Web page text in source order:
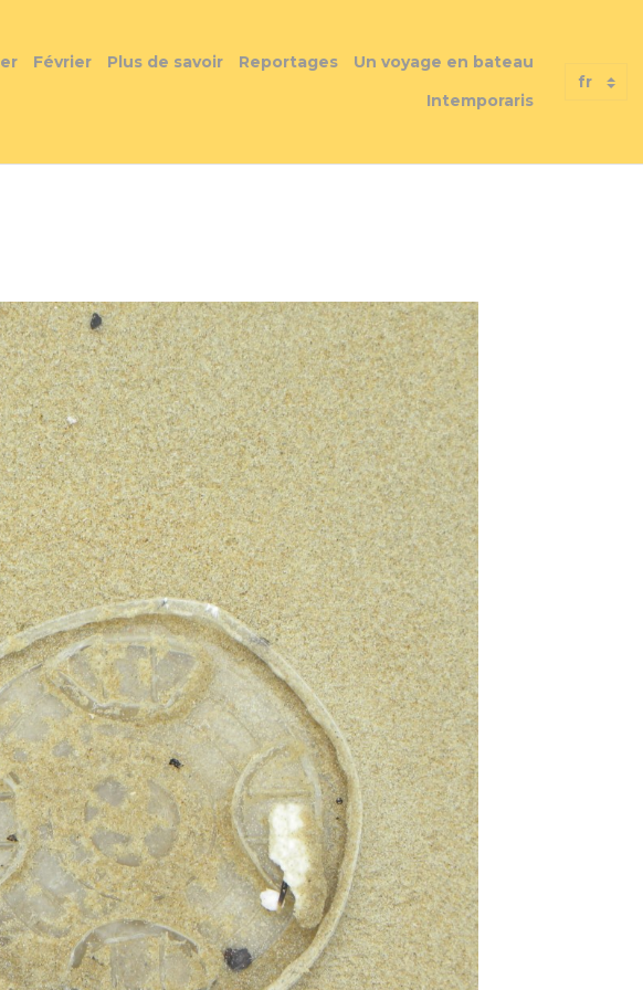
Février Plus de savoir Reportages
Un voyage en bateau
Intemporaris